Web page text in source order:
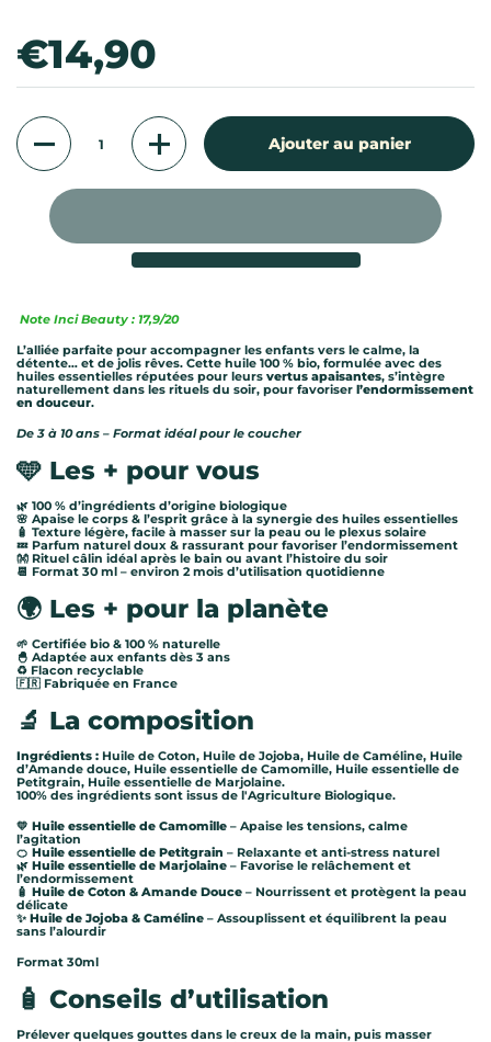
Prix:
€14,90
Quantité
Ajouter au panier
Note Inci Beauty : 17,9/20
L’alliée parfaite pour accompagner les enfants vers le calme, la
détente… et de jolis rêves. Cette huile 100 % bio, formulée avec des
huiles essentielles réputées pour leurs vertus apaisantes, s’intègre
naturellement dans les rituels du soir, pour favoriser l’endormissement
en douceur.
De 3 à 10 ans – Format idéal pour le coucher
🩵 Les + pour vous
🌿 100 % d’ingrédients d’origine biologique
🌸 Apaise le corps & l’esprit grâce à la synergie des huiles essentielles
🧴 Texture légère, facile à masser sur la peau ou le plexus solaire
💤 Parfum naturel doux & rassurant pour favoriser l’endormissement
👐 Rituel câlin idéal après le bain ou avant l’histoire du soir
📆 Format 30 ml – environ 2 mois d’utilisation quotidienne
🌍 Les + pour la planète
🌱 Certifiée bio & 100 % naturelle
🐣 Adaptée aux enfants dès 3 ans
♻️ Flacon recyclable
🇫🇷 Fabriquée en France
🔬 La composition
Ingrédients : Huile de Coton, Huile de Jojoba, Huile de Caméline, Huile
d’Amande douce, Huile essentielle de Camomille, Huile essentielle de
Petitgrain, Huile essentielle de Marjolaine.
100% des ingrédients sont issus de l'Agriculture Biologique.
💛 Huile essentielle de Camomille – Apaise les tensions, calme
l’agitation
🍊 Huile essentielle de Petitgrain – Relaxante et anti-stress naturel
🌿 Huile essentielle de Marjolaine – Favorise le relâchement et
l’endormissement
🧴 Huile de Coton & Amande Douce – Nourrissent et protègent la peau
délicate
✨ Huile de Jojoba & Caméline – Assouplissent et équilibrent la peau
sans l’alourdir
Format 30ml
🧴 Conseils d’utilisation
Prélever quelques gouttes dans le creux de la main, puis masser